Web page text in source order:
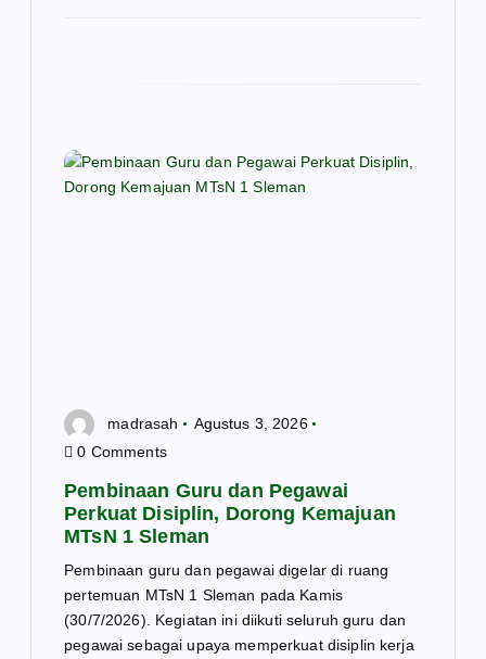
madrasah
Agustus 3, 2026
0 Comments
Pembinaan Guru dan Pegawai
Perkuat Disiplin, Dorong Kemajuan
MTsN 1 Sleman
Pembinaan guru dan pegawai digelar di ruang
pertemuan MTsN 1 Sleman pada Kamis
(30/7/2026). Kegiatan ini diikuti seluruh guru dan
pegawai sebagai upaya memperkuat disiplin kerja